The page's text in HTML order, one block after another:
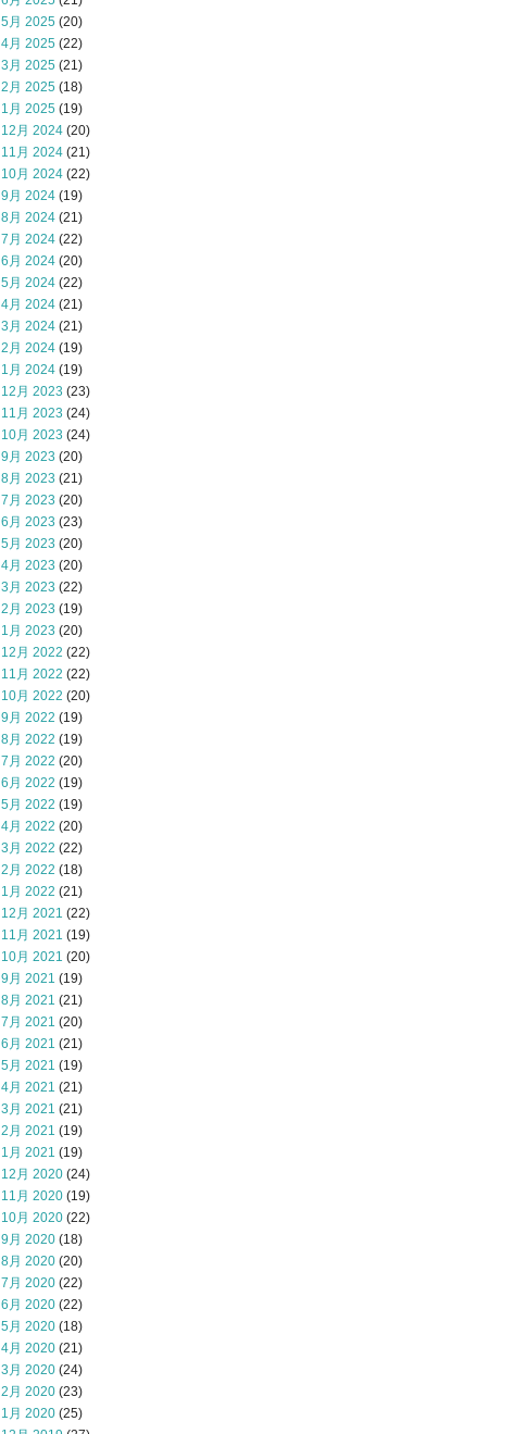
5月 2025 (20)
4月 2025 (22)
3月 2025 (21)
2月 2025 (18)
1月 2025 (19)
12月 2024 (20)
11月 2024 (21)
10月 2024 (22)
9月 2024 (19)
8月 2024 (21)
7月 2024 (22)
6月 2024 (20)
5月 2024 (22)
4月 2024 (21)
3月 2024 (21)
2月 2024 (19)
1月 2024 (19)
12月 2023 (23)
11月 2023 (24)
10月 2023 (24)
9月 2023 (20)
8月 2023 (21)
7月 2023 (20)
6月 2023 (23)
5月 2023 (20)
4月 2023 (20)
3月 2023 (22)
2月 2023 (19)
1月 2023 (20)
12月 2022 (22)
11月 2022 (22)
10月 2022 (20)
9月 2022 (19)
8月 2022 (19)
7月 2022 (20)
6月 2022 (19)
5月 2022 (19)
4月 2022 (20)
3月 2022 (22)
2月 2022 (18)
1月 2022 (21)
12月 2021 (22)
11月 2021 (19)
10月 2021 (20)
9月 2021 (19)
8月 2021 (21)
7月 2021 (20)
6月 2021 (21)
5月 2021 (19)
4月 2021 (21)
3月 2021 (21)
2月 2021 (19)
1月 2021 (19)
12月 2020 (24)
11月 2020 (19)
10月 2020 (22)
9月 2020 (18)
8月 2020 (20)
7月 2020 (22)
6月 2020 (22)
5月 2020 (18)
4月 2020 (21)
3月 2020 (24)
2月 2020 (23)
1月 2020 (25)